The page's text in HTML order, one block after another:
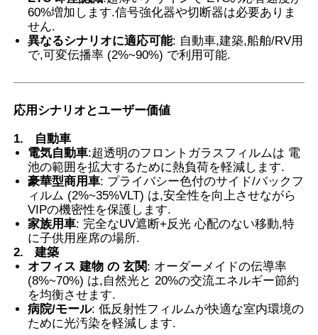
60%増加します.信号強化器や切断器は必要ありま
せん.
異なるシナリオに適応可能: 自動車,建築,船舶/RV用
で,可変伝播率 (2%~90%) で利用可能.
応用シナリオとユーザー価値
1.
自動車
電気自動車:超透明のフロントガラスフィルムは 電
池の範囲を拡大するために熱負荷を軽減します.
豪華型商用車: プライバシー色付のサイド/バックフ
ィルム (2%~35%VLT) は,安全性を向上させながら
VIPの機密性を保護します.
家族用車: 完全なUV遮断+反光 心配のない移動,特
に子供用座席の場所.
2.
建築
オフィス 建物 の 玄関: オーダーメイドの伝導率
(8%~70%) は,自然光と 20%の交流エネルギー節約
を均衡させます.
病院/モール: 低反射性フィルムが快適な室内環境の
ために光汚染を軽減します.